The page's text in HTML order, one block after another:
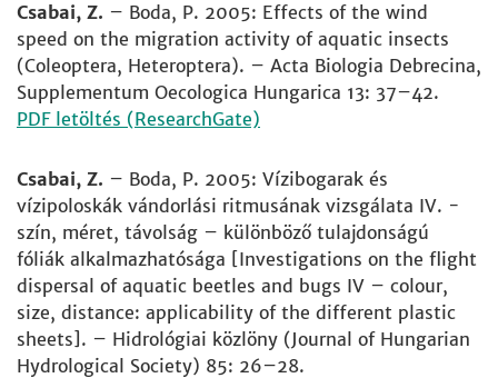
Csabai, Z. – Boda, P. 2005: Effects of the wind
speed on the migration activity of aquatic insects
(Coleoptera, Heteroptera). – Acta Biologia Debrecina,
Supplementum Oecologica Hungarica 13: 37–42.
PDF letöltés (ResearchGate)
Csabai, Z. – Boda, P. 2005: Vízibogarak és
vízipoloskák vándorlási ritmusának vizsgálata IV. -
szín, méret, távolság – különböző tulajdonságú
fóliák alkalmazhatósága [Investigations on the flight
dispersal of aquatic beetles and bugs IV – colour,
size, distance: applicability of the different plastic
sheets]. – Hidrológiai közlöny (Journal of Hungarian
Hydrological Society) 85: 26–28.